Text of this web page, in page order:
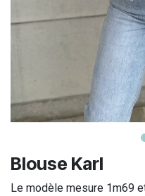
Blouse Karl
Le modèle mesure 1m69